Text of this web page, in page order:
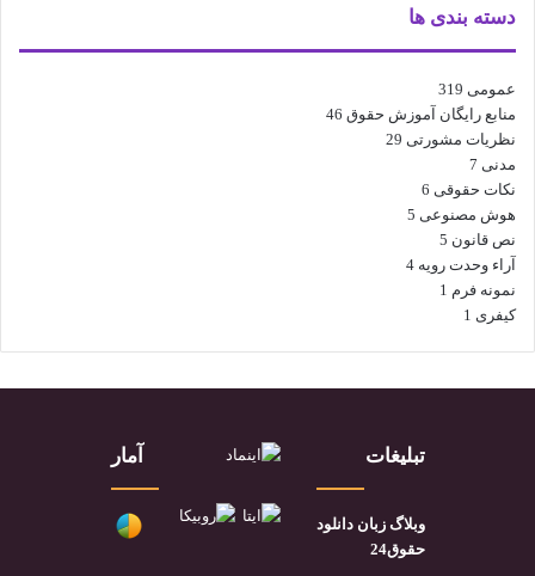
دسته بندی ها
عمومی 319
منابع رایگان آموزش حقوق 46
نظریات مشورتی 29
مدنی 7
نکات حقوقی 6
هوش مصنوعی 5
نص قانون 5
آراء وحدت رویه 4
نمونه فرم 1
کیفری 1
تبلیغات
وبلاگ زبان دانلود
حقوق24
آمار